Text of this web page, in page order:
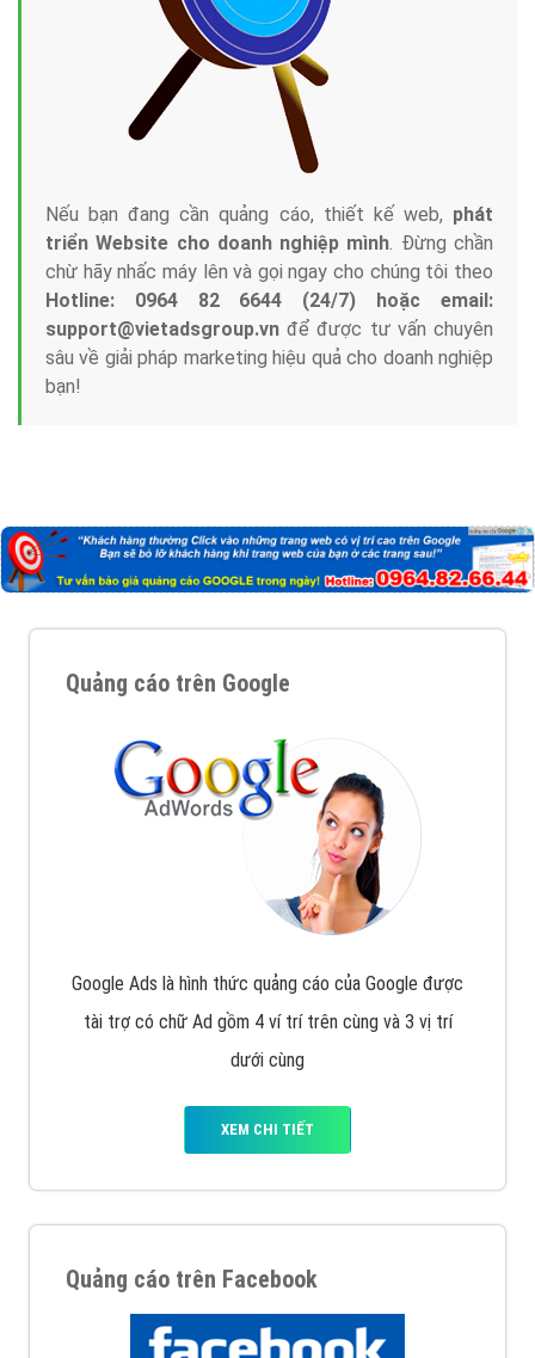
Nếu bạn đang cần quảng cáo, thiết kế web, phát
triển Website cho doanh nghiệp mình. Đừng chần
chừ hãy nhấc máy lên và gọi ngay cho chúng tôi theo
Hotline: 0964 82 6644 (24/7) hoặc email:
support@vietadsgroup.vn để được tư vấn chuyên
sâu về giải pháp marketing hiệu quả cho doanh nghiệp
bạn!
Quảng cáo trên Google
Google Ads là hình thức quảng cáo của Google được
tài trợ có chữ Ad gồm 4 ví trí trên cùng và 3 vị trí
dưới cùng
XEM CHI TIẾT
Quảng cáo trên Facebook